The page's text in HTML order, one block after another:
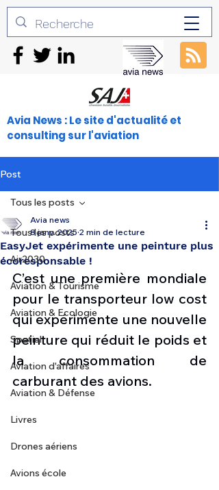
Avia News : Le site d'actualité et
consulting sur l'aviation
Post
Tous les posts
Air2030
Aviation & Tourisme
Aviation & Ecologie
Spatial
Aviation d'affaires
Aviation & Défense
Livres
Drones aériens
Avions école
Tous les posts
EasyJet expérimente une peinture plus
écoresponsable !
Avia news
8 janv. 2025 2 min de lecture
C’est une première mondiale
pour le transporteur low cost
qui expérimente une nouvelle
peinture qui réduit le poids et
la consommation de
carburant des avions.